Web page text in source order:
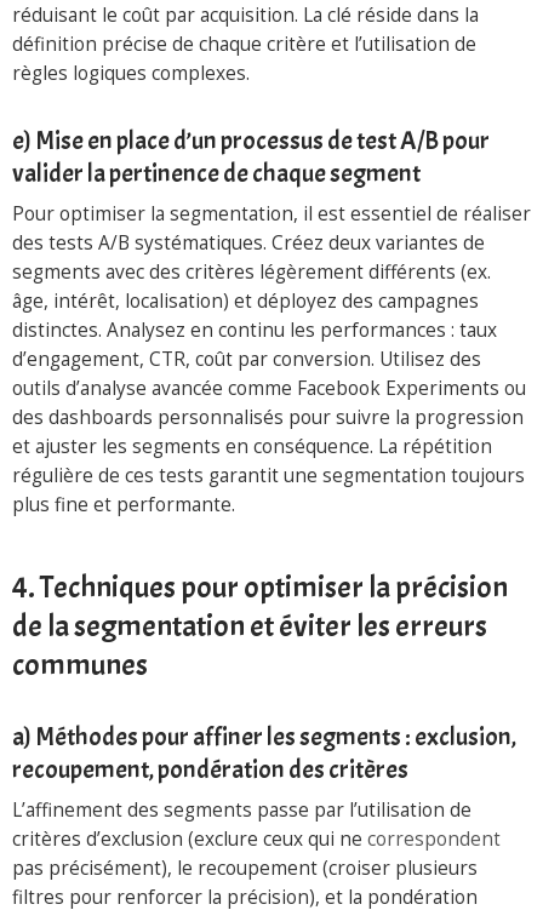
réduisant le coût par acquisition. La clé réside dans la
définition précise de chaque critère et l’utilisation de
règles logiques complexes.
e) Mise en place d’un processus de test A/B pour
valider la pertinence de chaque segment
Pour optimiser la segmentation, il est essentiel de réaliser
des tests A/B systématiques. Créez deux variantes de
segments avec des critères légèrement différents (ex.
âge, intérêt, localisation) et déployez des campagnes
distinctes. Analysez en continu les performances : taux
d’engagement, CTR, coût par conversion. Utilisez des
outils d’analyse avancée comme Facebook Experiments ou
des dashboards personnalisés pour suivre la progression
et ajuster les segments en conséquence. La répétition
régulière de ces tests garantit une segmentation toujours
plus fine et performante.
4. Techniques pour optimiser la précision
de la segmentation et éviter les erreurs
communes
a) Méthodes pour affiner les segments : exclusion,
recoupement, pondération des critères
L’affinement des segments passe par l’utilisation de
critères d’exclusion (exclure ceux qui ne correspondent
pas précisément), le recoupement (croiser plusieurs
filtres pour renforcer la précision), et la pondération